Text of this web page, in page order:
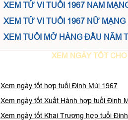
XEM TỬ VI TUỔI 1967 NAM
XEM TỬ VI TUỔI 1967 NỮ MẠNG
XEM TUỔI MỞ HÀNG ĐẦU NĂM
XEM NGÀY TỐT
Xem ngày tốt hợp tuổi Đinh Mùi 1967
Xem ngày tốt Xuất Hành hợp tuổi Đinh
Xem ngày tốt Khai Trương hợp tuổi